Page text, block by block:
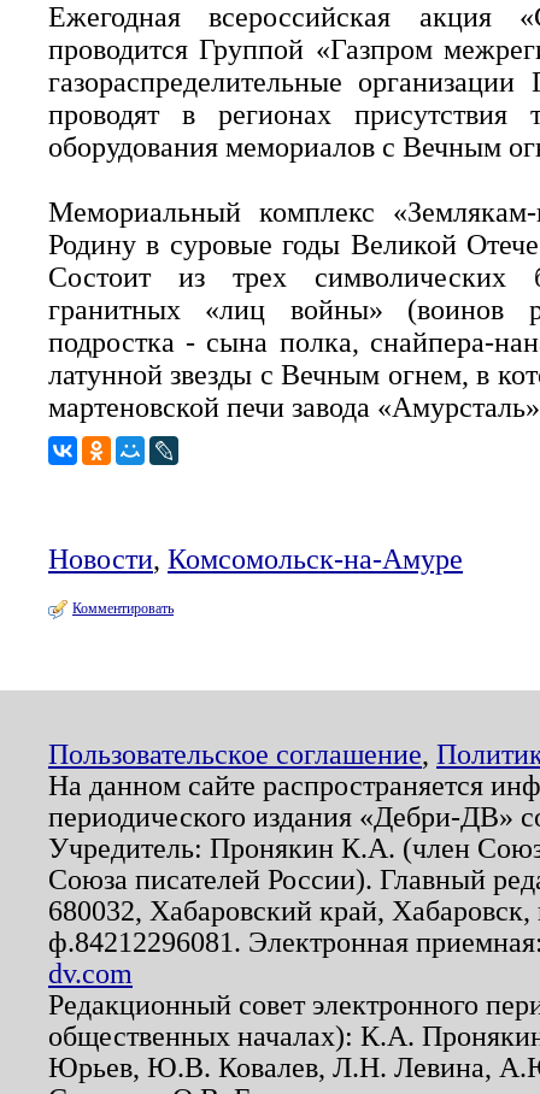
Ежегодная всероссийская акция
проводится Группой «Газпром
газораспределительные
проводят в регионах присутствия
оборудования мемориалов с Вечным
Мемориальный комплекс
Родину в суровые годы Великой
Состоит из трех символических
гранитных «лиц войны» (воинов
подростка - сына полка, снайпера-
латунной звезды с Вечным огнем, в
мартеновской печи завода
Новости, Комсомольск-на-Амуре
Комментировать
Пользовательское соглашение,
На данном сайте распространяется
периодического издания «Дебри-ДВ»
Учредитель: Пронякин К.А. (член
Союза писателей России). Главный
680032, Хабаровский край,
ф.84212296081. Электронная
dv.com
Редакционный совет электронного
общественных началах): К.А.
Юрьев, Ю.В. Ковалев, Л.Н. Левина,